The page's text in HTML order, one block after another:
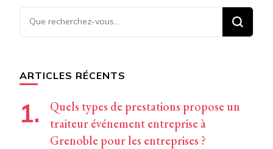
Vous
recherchiez
ARTICLES RÉCENTS
Quels types de prestations propose un
traiteur événement entreprise à
Grenoble pour les entreprises ?